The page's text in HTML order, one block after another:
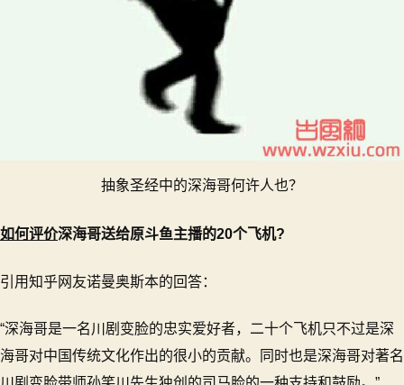
抽象圣经中的深海哥何许人也？
如何评价深海哥送给原斗鱼主播的20个飞机?
引用知乎网友诺曼奥斯本的回答：
“深海哥是一名川剧变脸的忠实爱好者，二十个飞机只不过是深
海哥对中国传统文化作出的很小的贡献。同时也是深海哥对著名